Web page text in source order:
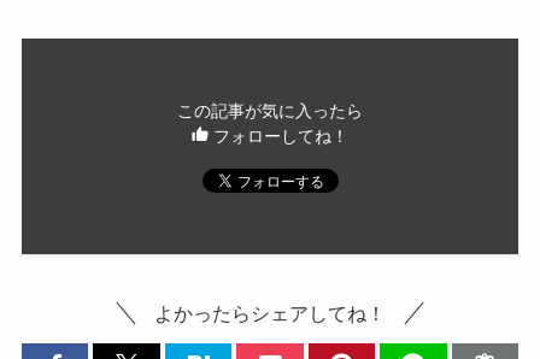
この記事が気に入ったら
フォローしてね！
よかったらシェアしてね！